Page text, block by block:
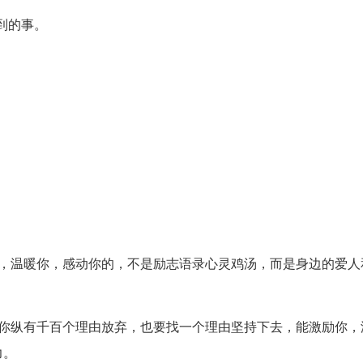
事。
暖你，感动你的，不是励志语录心灵鸡汤，而是身边的爱
有千百个理由放弃，也要找一个理由坚持下去，能激励你